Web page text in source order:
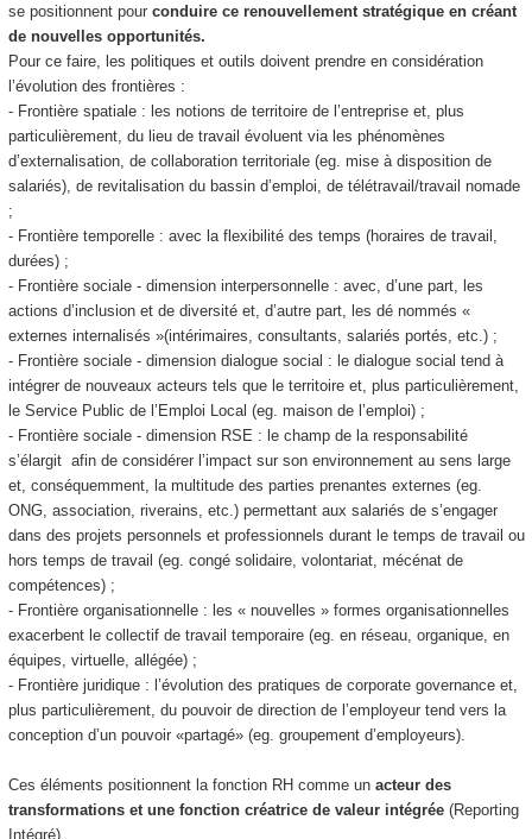
se positionnent pour conduire ce renouvellement stratégique en créant
de nouvelles opportunités.
Pour ce faire, les politiques et outils doivent prendre en considération
l’évolution des frontières :
- Frontière spatiale : les notions de territoire de l’entreprise et, plus
particulièrement, du lieu de travail évoluent via les phénomènes
d’externalisation, de collaboration territoriale (eg. mise à disposition de
salariés), de revitalisation du bassin d’emploi, de télétravail/travail nomade
;
- Frontière temporelle : avec la flexibilité des temps (horaires de travail,
durées) ;
- Frontière sociale - dimension interpersonnelle : avec, d’une part, les
actions d’inclusion et de diversité et, d’autre part, les dé nommés «
externes internalisés »(intérimaires, consultants, salariés portés, etc.) ;
- Frontière sociale - dimension dialogue social : le dialogue social tend à
intégrer de nouveaux acteurs tels que le territoire et, plus particulièrement,
le Service Public de l’Emploi Local (eg. maison de l’emploi) ;
- Frontière sociale - dimension RSE : le champ de la responsabilité
s’élargit afin de considérer l’impact sur son environnement au sens large
et, conséquemment, la multitude des parties prenantes externes (eg.
ONG, association, riverains, etc.) permettant aux salariés de s’engager
dans des projets personnels et professionnels durant le temps de travail ou
hors temps de travail (eg. congé solidaire, volontariat, mécénat de
compétences) ;
- Frontière organisationnelle : les « nouvelles » formes organisationnelles
exacerbent le collectif de travail temporaire (eg. en réseau, organique, en
équipes, virtuelle, allégée) ;
- Frontière juridique : l’évolution des pratiques de corporate governance et,
plus particulièrement, du pouvoir de direction de l’employeur tend vers la
conception d’un pouvoir «partagé» (eg. groupement d’employeurs).
Ces éléments positionnent la fonction RH comme un acteur des
transformations et une fonction créatrice de valeur intégrée(Reporting
Intégré).